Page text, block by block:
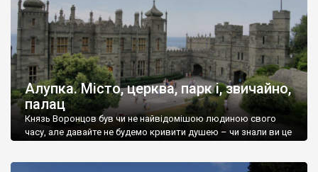
Алупка. Місто, церква, парк і, звичайно,
палац
Князь Воронцов був чи не найвідомішою людиною свого
часу, але давайте не будемо кривити душею – чи знали ви це